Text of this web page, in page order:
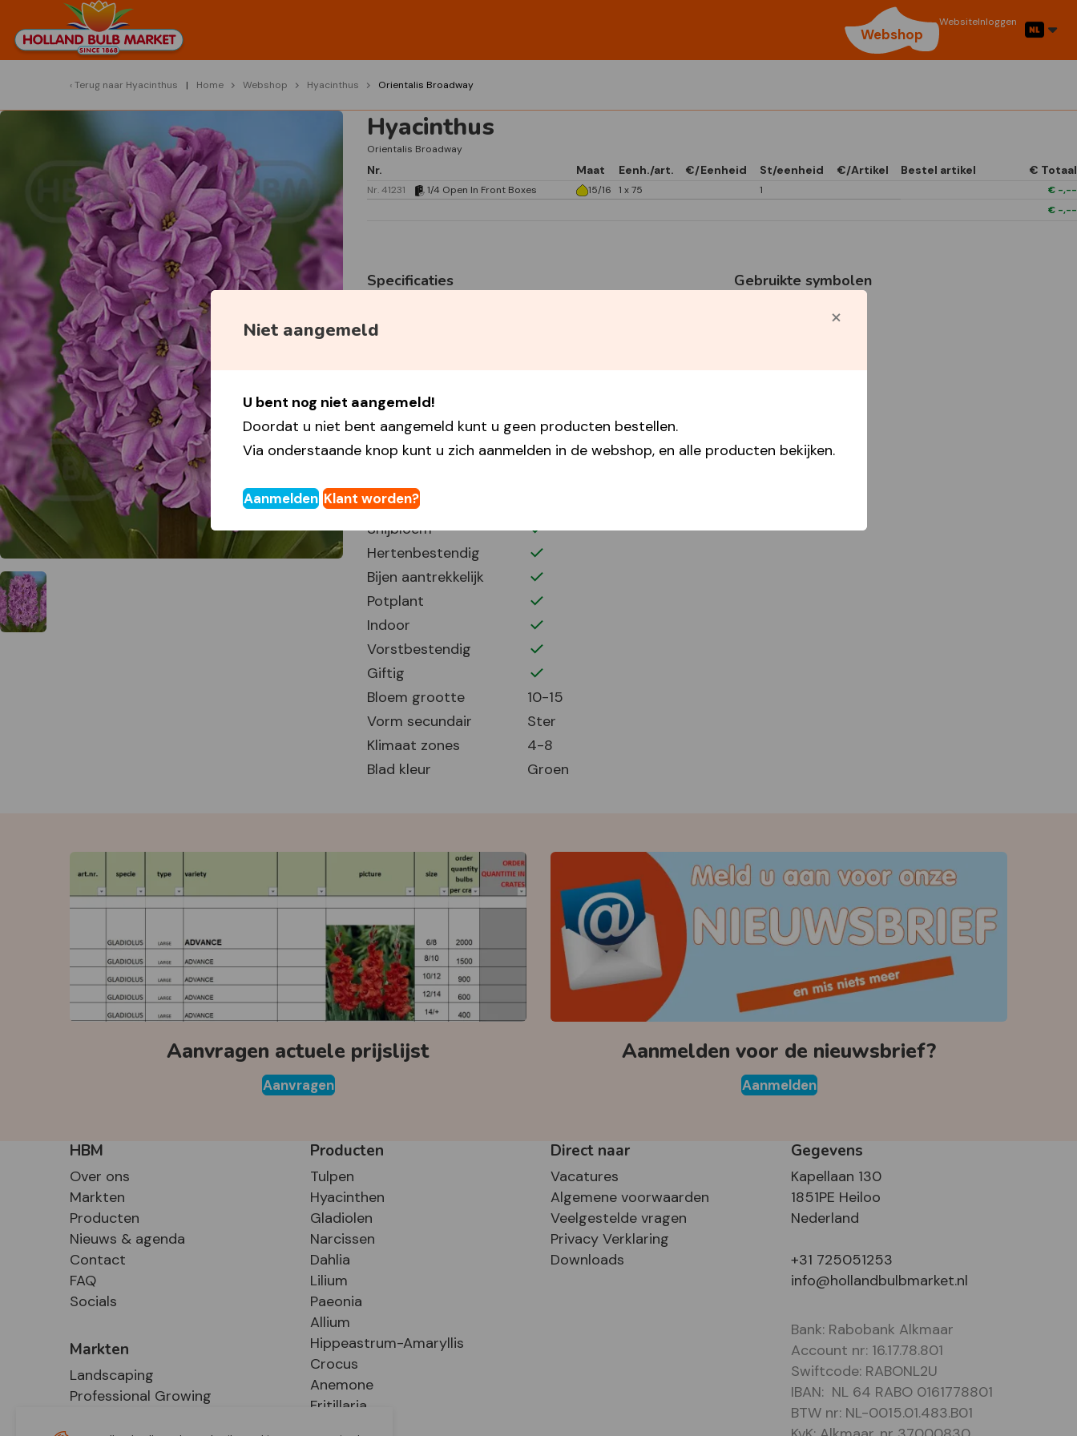
Webshop
WebsiteInloggen
Niet aangemeld
U bent nog niet aangemeld!
Doordat u niet bent aangemeld kunt u geen producten bestellen.
Via onderstaande knop kunt u zich aanmelden in de webshop, en alle producten bekijken.
Aanmelden Klant worden?
Terug naar Hyacinthus Home Webshop Hyacinthus Orientalis Broadway
Hyacinthus
Orientalis Broadway
Nr. Maat Eenh./art. €/Eenheid St/eenheid €/Artikel Bestel artikel € Totaal
Nr. 41231 1/4 Open In Front Boxes 15/16 1 x 75 1 € -,--
€ -,--
Specificaties
Geurend
Plant periode
Bloei periode
3-5
Bloemhoogte
25
Half zonnig
Snijbloem
Hertenbestendig
Bijen aantrekkelijk
Potplant
Indoor
Vorstbestendig
Giftig
Bloem grootte
10-15
Vorm secundair
Ster
Klimaat zones
4-8
Blad kleur
Groen
Gebruikte symbolen
1/4 Open In Front
Aanvragen actuele prijslijst
Aanvragen
Aanmelden voor de nieuwsbrief?
Aanmelden
HBM
Over ons
Markten
Producten
Nieuws & agenda
Contact
FAQ
Socials
Markten
Landscaping
Professional Growing
Producten
Tulpen
Hyacinthen
Gladiolen
Narcissen
Dahlia
Lilium
Paeonia
Allium
Hippeastrum-Amaryllis
Crocus
Anemone
Fritillaria
Direct naar
Vacatures
Algemene voorwaarden
Veelgestelde vragen
Privacy Verklaring
Downloads
Gegevens
Kapellaan 130
1851PE Heiloo
Nederland
+31 725051253
info@hollandbulbmarket.nl
Bank: Rabobank Alkmaar
Account nr: 16.17.78.801
Swiftcode: RABONL2U
IBAN: NL 64 RABO 0161778801
BTW nr: NL-0015.01.483.B01